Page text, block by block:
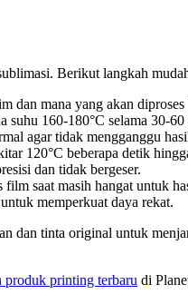
Berikut langkah
dan mana yang akan
suhu 160-180°C selama 30-60
agar tidak mengganggu
120°C beberapa detik
dan tidak bergeser.
saat masih hangat untuk
memperkuat daya rekat.
dan tinta original untuk
produk printing terbaru di